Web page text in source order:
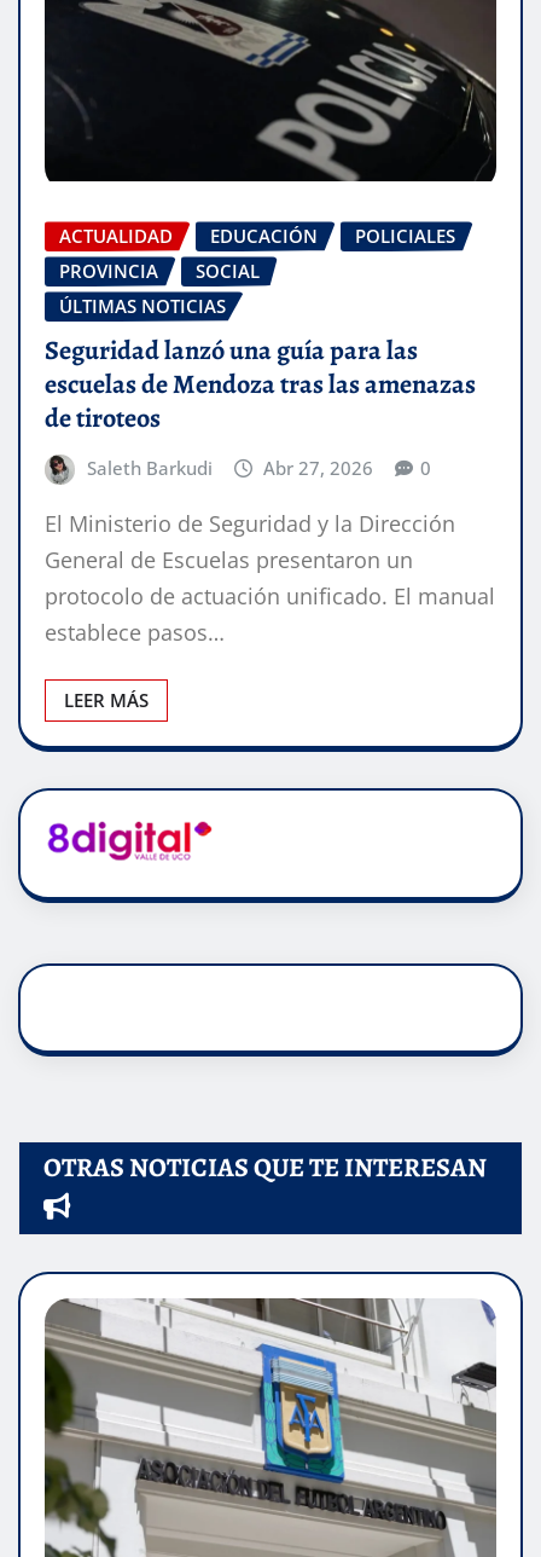
ACTUALIDAD EDUCACIÓN
POLICIALES
PROVINCIA
SOCIAL
ÚLTIMAS NOTICIAS
Seguridad lanzó una guía para las
escuelas de Mendoza tras las amenazas
de tiroteos
Saleth Barkudi Abr 27, 2026 0
El Ministerio de Seguridad y la Dirección
General de Escuelas presentaron un
protocolo de actuación unificado. El manual
establece pasos…
LEER MÁS
OTRAS NOTICIAS QUE TE INTERESAN